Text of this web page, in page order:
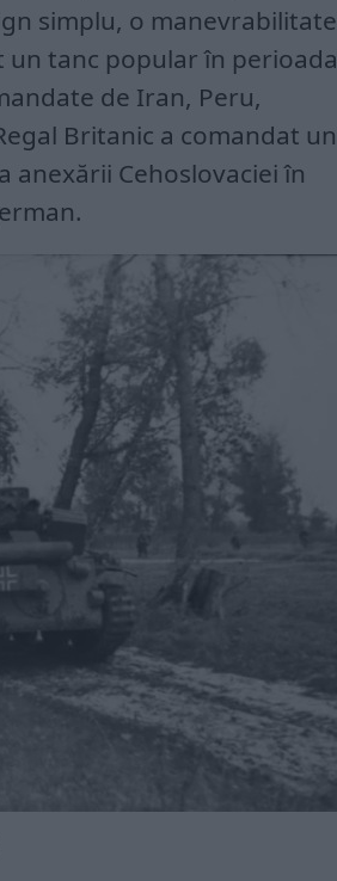
simplu, o manevrabilitate
tanc popular în perioada
de Iran, Peru,
Britanic a comandat un
anexării Cehoslovaciei în